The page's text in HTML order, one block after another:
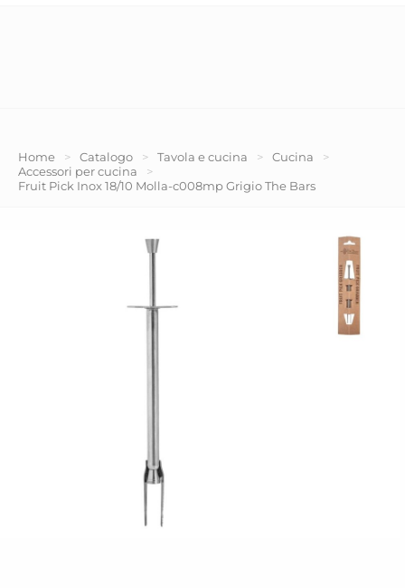
Home > Catalogo > Tavola e cucina > Cucina
>
Accessori per cucina
>
Fruit Pick Inox 18/10 Molla-c008mp Grigio The Bars